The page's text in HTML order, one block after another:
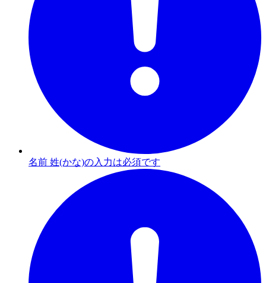
名前 姓(かな)の入力は必須です